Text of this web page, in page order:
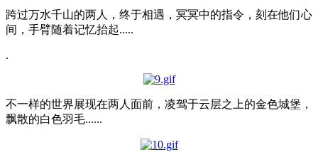
跨过万水千山的两人，终于相遇，冥冥中的指令，刻在他们心
间，手臂随着记忆抬起.....
.
不一样的世界展现在两人面前，凌驾于云层之上的金色城堡，
飘散的白色羽毛......